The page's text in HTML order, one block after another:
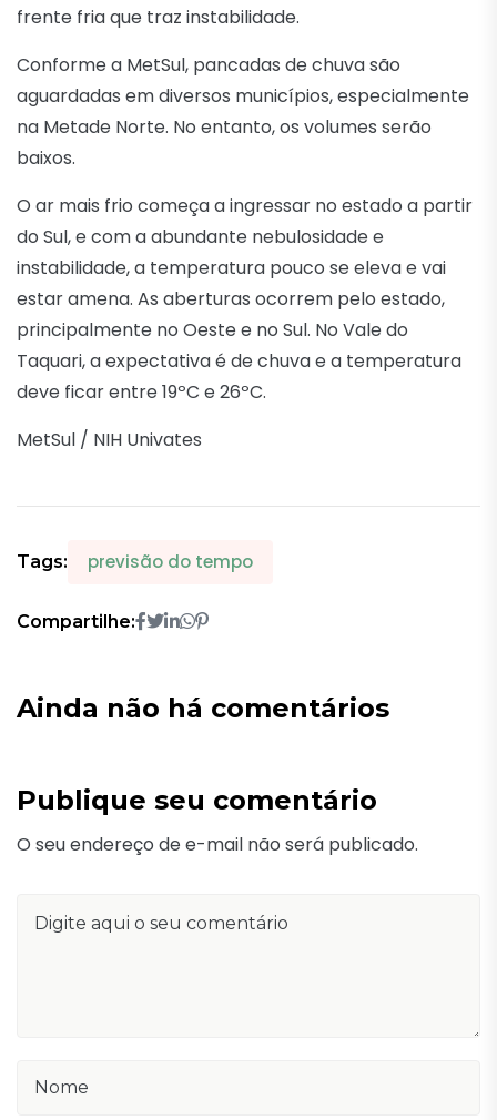
frente fria que traz instabilidade.
Conforme a MetSul, pancadas de chuva são
aguardadas em diversos municípios, especialmente
na Metade Norte. No entanto, os volumes serão
baixos.
O ar mais frio começa a ingressar no estado a partir
do Sul, e com a abundante nebulosidade e
instabilidade, a temperatura pouco se eleva e vai
estar amena. As aberturas ocorrem pelo estado,
principalmente no Oeste e no Sul. No Vale do
Taquari, a expectativa é de chuva e a temperatura
deve ficar entre 19ºC e 26ºC.
MetSul / NIH Univates
Tags: previsão do tempo
Compartilhe:
Ainda não há comentários
Publique seu comentário
O seu endereço de e-mail não será publicado.